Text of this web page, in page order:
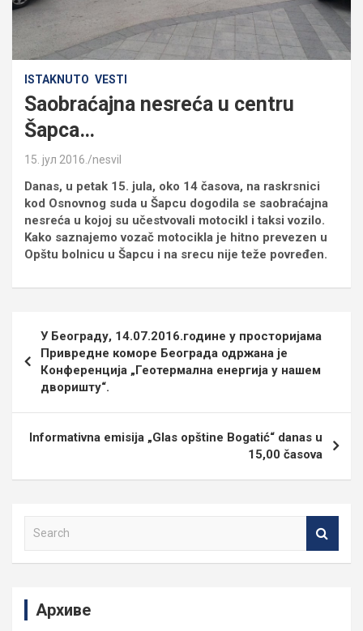
ISTAKNUTO VESTI
Saobraćajna nesreća u centru
Šapca…
15. јул 2016. nesvil
Danas, u petak 15. jula, oko 14 časova, na raskrsnici
kod Osnovnog suda u Šapcu dogodila se saobraćajna
nesreća u kojoj su učestvovali motocikl i taksi vozilo.
Kako saznajemo vozač motocikla je hitno prevezen u
Opštu bolnicu u Šapcu i na srecu nije teže povređen.
чланка
У Београду, 14.07.2016.године у просторијама
Привредне коморе Београда одржана је
Конференција „Геотермална енергија у нашем
дворишту“.
Informativna emisija „Glas opštine Bogatić“ danas u
15,00 časova
Архиве